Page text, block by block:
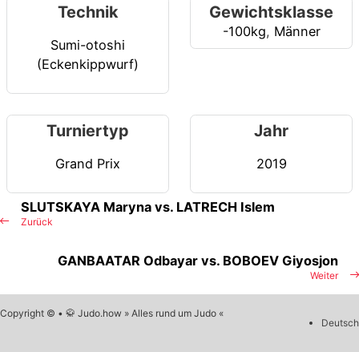
Technik
Sumi-otoshi
(Eckenkippwurf)
Gewichtsklasse
-100kg, Männer
Turniertyp
Grand Prix
Jahr
2019
Zurück
SLUTSKAYA Maryna vs. LATRECH Islem
Weiter
GANBAATAR Odbayar vs. BOBOEV Giyosjon
Copyright © • 🥋 Judo.how » Alles rund um Judo «
Deutsch